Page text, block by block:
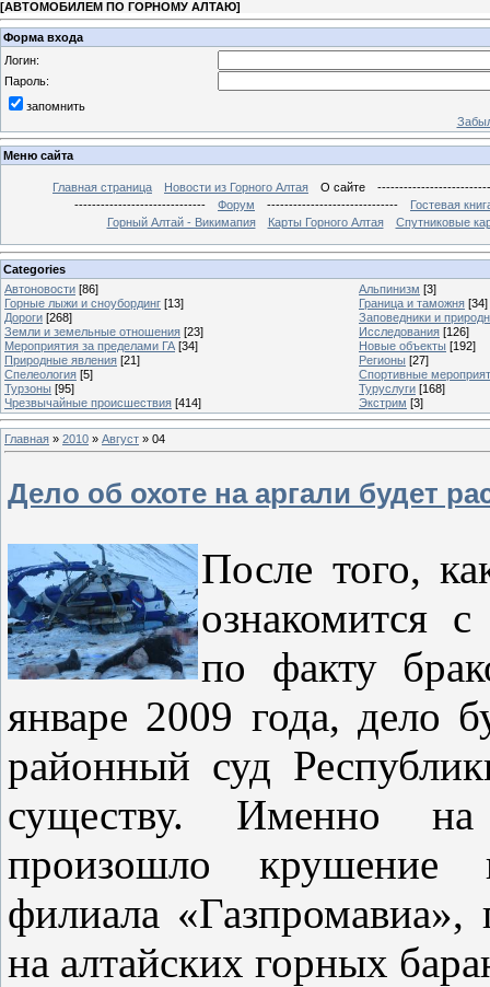
[АВТОМОБИЛЕМ ПО ГОРНОМУ АЛТАЮ]
Форма входа
Логин:
Пароль:
запомнить
Меню сайта
Главная страница Новости из Горного Алтая О сайте
------------------------------
Форум ------------------------------
Гостевая
Горный Алтай - Викимапия
Карты Горного Алтая Спутниковые
Categories
Автоновости [86] Альпинизм [3]
Горные лыжи и сноубординг [13] Граница и таможня [34]
Дороги [268]
Заповедники и
Земли и земельные отношения [23] Исследования [126]
Мероприятия за пределами ГА [34] Новые объекты [192]
Природные явления [21] Регионы [27]
Спелеология [5]
Спортивные
Турзоны [95] Туруслуги [168]
Чрезвычайные происшествия [414] Экстрим [3]
Главная » 2010 » Август » 04
Дело об охоте на аргали будет
После того,
ознакомится
по факту
январе 2009 года, дело
районный суд
существу. Именно
произошло крушение
филиала «Газпромавиа»,
на алтайских горных